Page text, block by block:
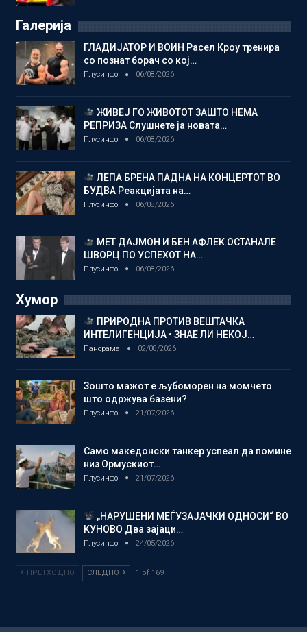
Галерија
ГЛАДИЈАТОР И ВОИН Расел Кроу тренира
со познат борач со кој…
Плусинфо 06/08/2026
ЖИВЕЈ ГО ЖИВОТОТ ЗАШТО НЕМА
РЕПРИЗА Слушнете ја новата…
Плусинфо 06/08/2026
ЛЕПА БРЕНА ПАДНА НА КОНЦЕРТОТ ВО
БУДВА Реакцијата на…
Плусинфо 06/08/2026
МЕТ ДАЈМОН И БЕН АФЛЕК ОСТАНАЛЕ
ШВОРЦ ПО УСПЕХОТ НА…
Плусинфо 06/08/2026
Хумор
ПРИРОДНА ПРОТИВ ВЕШТАЧКА
ИНТЕЛИГЕНЦИЈА • ЗНАЕ ЛИ НЕКОЈ…
Панорама 02/08/2026
Зошто мажот е љубоморен на момчето
што одржува базени?
Плусинфо 21/07/2026
Само македонски танкер успеал да помине
низ Ормускиот…
Плусинфо 21/07/2026
„НАРУШЕНИ МЕЃУЗАЈАЧКИ ОДНОСИ“ ВО
КУНОВО Два зајаци…
Плусинфо 24/05/2026
ПРЕТХОДНО СЛЕДНО 1 of 169